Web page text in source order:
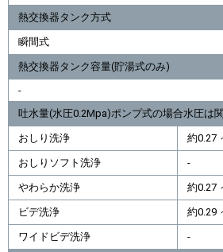
熱交換器タンク方式
瞬間式
熱交換器タンク容量(貯湯式のみ)
-
吐水量(水圧0.2Mpa)ポンプ式の場合水圧は
おしり洗浄 約0.27
おしりソフト洗浄 -
やわらか洗浄 約0.27
ビデ洗浄 約0.29
ワイドビデ洗浄 -